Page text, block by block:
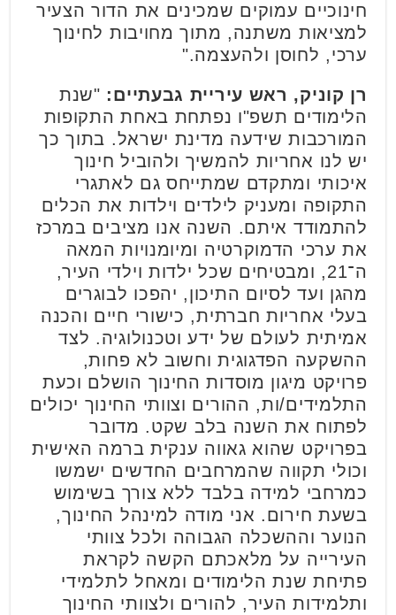
חינוכיים עמוקים שמכינים את הדור הצעיר
למציאות משתנה, מתוך מחויבות לחינוך
ערכי, לחוסן ולהעצמה."
רן קוניק, ראש עיריית גבעתיים: "שנת
הלימודים תשפ"ו נפתחת באחת התקופות
המורכבות שידעה מדינת ישראל. בתוך כך
יש לנו אחריות להמשיך ולהוביל חינוך
איכותי ומתקדם שמתייחס גם לאתגרי
התקופה ומעניק לילדים וילדות את הכלים
להתמודד איתם. השנה אנו מציבים במרכז
את ערכי הדמוקרטיה ומיומנויות המאה
ה־21, ומבטיחים שכל ילדות וילדי העיר,
מהגן ועד לסיום התיכון, יהפכו לבוגרים
בעלי אחריות חברתית, כישורי חיים והכנה
אמיתית לעולם של ידע וטכנולוגיה. לצד
ההשקעה הפדגוגית וחשוב לא פחות,
פרויקט מיגון מוסדות החינוך הושלם וכעת
התלמידים/ות, ההורים וצוותי החינוך יכולים
לפתוח את השנה בלב שקט. מדובר
בפרויקט שהוא גאווה ענקית ברמה האישית
וכולי תקווה שהמרחבים החדשים ישמשו
כמרחבי למידה בלבד ללא צורך בשימוש
בשעת חירום. אני מודה למינהל החינוך,
הנוער וההשכלה הגבוהה ולכל צוותי
העירייה על מלאכתם הקשה לקראת
פתיחת שנת הלימודים ומאחל לתלמידי
ותלמידות העיר, להורים ולצוותי החינוך